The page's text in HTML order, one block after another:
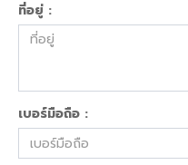
ที่อยู่ :
เบอร์มือถือ :